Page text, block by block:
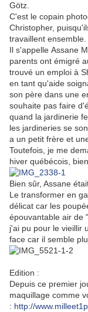
Götz.
C'est le copain
Christopher,
travaillent ensemble.
Il s'appelle Assane
parents ont émigré
trouvé un emploi à
en tant qu'aide
son père dans une
souhaite pas faire
quand la jardinerie
les jardineries se
a un petit frère et
Toutefois, je me
hiver québécois,
Bien sûr, Assane
Le transformer en
délicat car les
épouvantable air de
j'ai pu pour le vieillir
face car il semble
Edition :
Depuis ce premier
maquillage comme
: http://